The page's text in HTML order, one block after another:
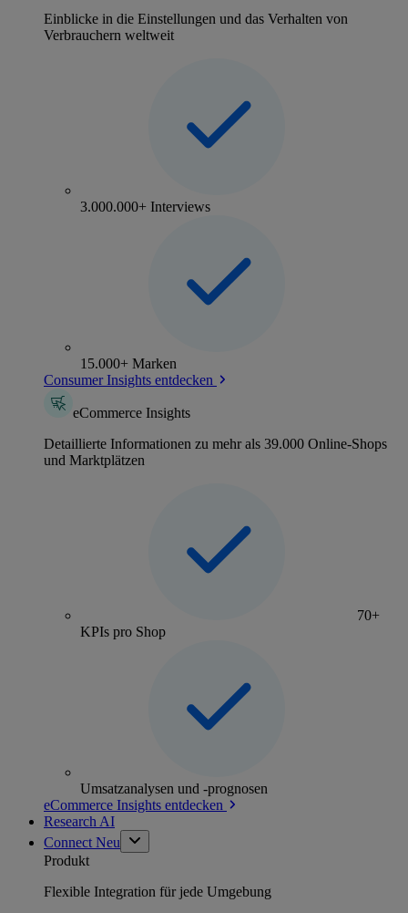
Einblicke in die Einstellungen und das Verhalten von
Verbrauchern weltweit
3.000.000+ Interviews
15.000+ Marken
Consumer Insights entdecken
eCommerce Insights
Detaillierte Informationen zu mehr als 39.000 Online-Shops
und Marktplätzen
70+
KPIs pro Shop
Umsatzanalysen und -prognosen
eCommerce Insights entdecken
Research AI
Connect Neu
Produkt
Flexible Integration für jede Umgebung